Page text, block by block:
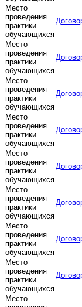
Место
проведения
практики
обучающихся
Место
проведения
практики
обучающихся
Место
проведения
практики
обучающихся
Место
проведения
практики
обучающихся
Место
проведения
практики
обучающихся
Место
проведения
практики
обучающихся
Место
проведения
практики
обучающихся
Место
проведения
практики
обучающихся
Место